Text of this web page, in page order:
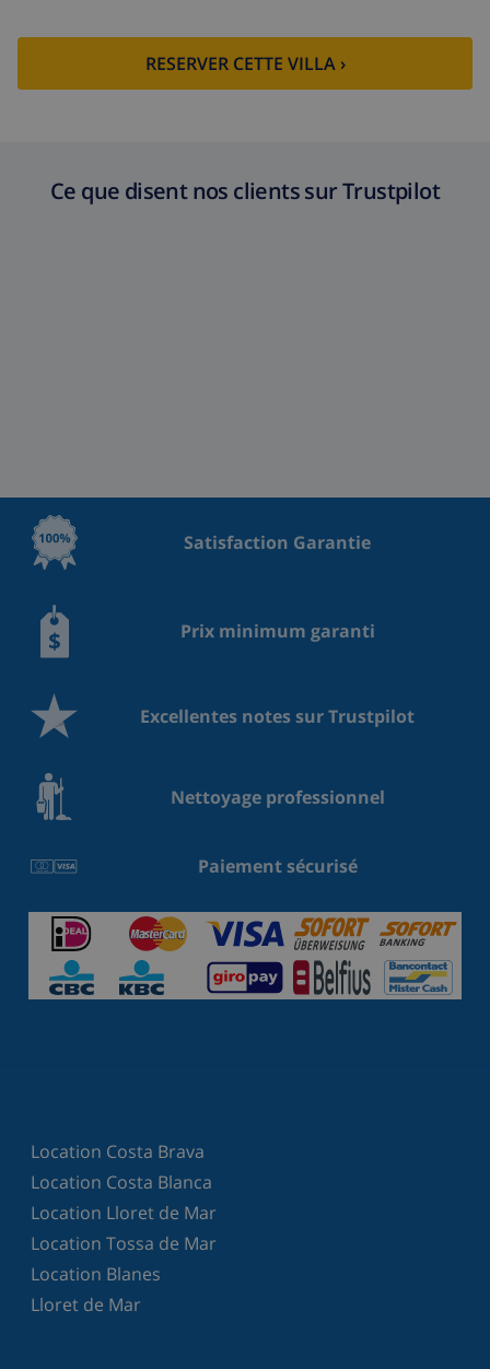
RESERVER CETTE VILLA ›
Ce que disent nos clients sur Trustpilot
Satisfaction Garantie
Prix minimum garanti
Excellentes notes sur Trustpilot
Nettoyage professionnel
Paiement sécurisé
Location Costa Brava
Location Costa Blanca
Location Lloret de Mar
Location Tossa de Mar
Location Blanes
Lloret de Mar